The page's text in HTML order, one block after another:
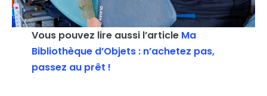
Vous pouvez lire aussi l’article Ma
Bibliothèque d’Objets : n’achetez pas,
passez au prêt !